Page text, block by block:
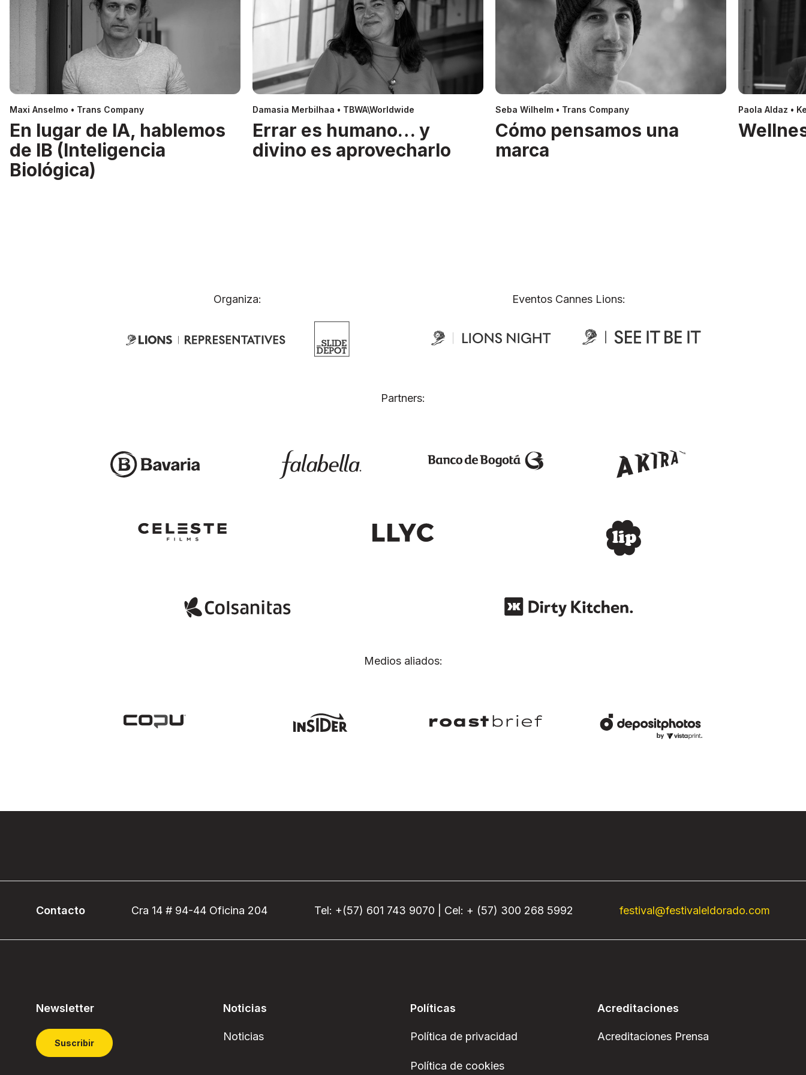
Maxi Anselmo • Trans Company
En lugar de IA, hablemos
de IB (Inteligencia
Biológica)
Damasia Merbilhaa • TBWA\Worldwide
Errar es humano… y
divino es aprovecharlo
Seba Wilhelm • Trans Company
Cómo pensamos una
marca
Paola Aldaz •
Organiza: Eventos Cannes Lions:
Partners:
Medios aliados:
Contacto Cra 14 # 94-44 Oficina 204 Tel: +(57) 601 743 9070 | Cel: + (57) 300 268 5992 festival@festivaleldorado.com
Newsletter
Suscribir
Noticias
Noticias
Políticas
Política de privacidad
Política de cookies
Acreditaciones
Acreditaciones Prensa